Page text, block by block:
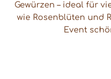
Gewürzen – ideal für
wie Rosenblüten und
Event